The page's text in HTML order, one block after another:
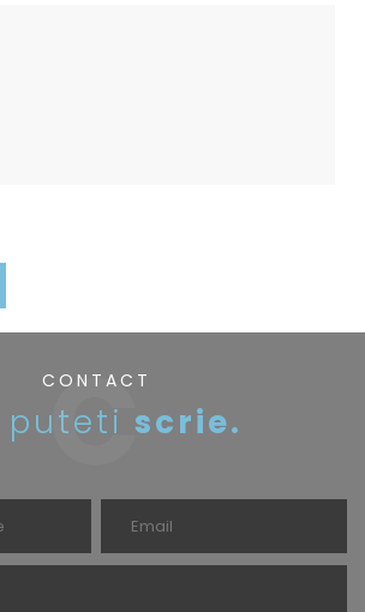
CONTACT
puteti scrie.